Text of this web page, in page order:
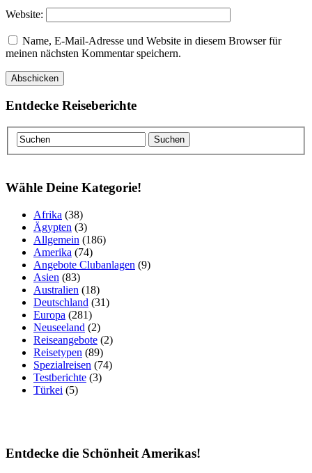
Website:
Name, E-Mail-Adresse und Website in diesem Browser für
meinen nächsten Kommentar speichern.
Entdecke Reiseberichte
Wähle Deine Kategorie!
Afrika (38)
Ägypten (3)
Allgemein (186)
Amerika (74)
Angebote Clubanlagen (9)
Asien (83)
Australien (18)
Deutschland (31)
Europa (281)
Neuseeland (2)
Reiseangebote (2)
Reisetypen (89)
Spezialreisen (74)
Testberichte (3)
Türkei (5)
Entdecke die Schönheit Amerikas!